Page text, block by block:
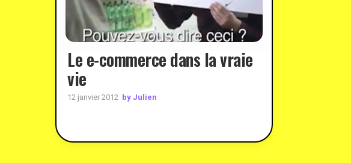
Le e-commerce dans la vraie
vie
12 janvier 2012 by Julien